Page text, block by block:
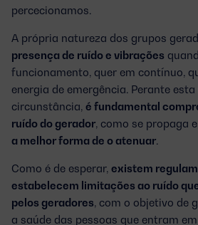
percecionamos.
A própria natureza dos grupos
presença de ruído e vibrações
funcionamento, quer em contínuo,
energia de emergência. Perante
circunstância, é fundamental
ruído do gerador , como se propaga
a melhor forma de o atenuar
Como é de esperar, existem
estabelecem limitações ao ruído
pelos geradores , com o objetivo de
a saúde das pessoas que entram